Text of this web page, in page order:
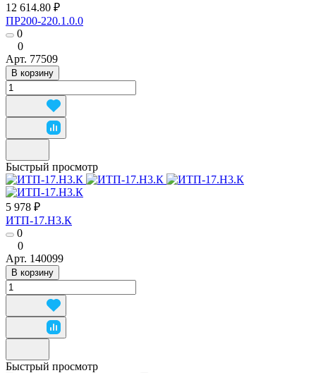
12 614.80 ₽
ПР200-220.1.0.0
0
0
Арт. 77509
В корзину
Быстрый просмотр
5 978 ₽
ИТП-17.Н3.К
0
0
Арт. 140099
В корзину
Быстрый просмотр